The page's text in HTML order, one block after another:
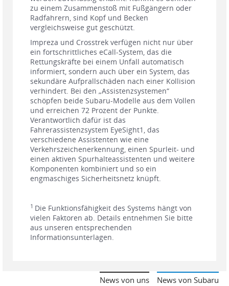
zu einem Zusammenstoß mit Fußgängern oder
Radfahrern, sind Kopf und Becken
vergleichsweise gut geschützt.
Impreza und Crosstrek verfügen nicht nur über
ein fortschrittliches eCall-System, das die
Rettungskräfte bei einem Unfall automatisch
informiert, sondern auch über ein System, das
sekundäre Aufprallschäden nach einer Kollision
verhindert. Bei den „Assistenzsystemen“
schöpfen beide Subaru-Modelle aus dem Vollen
und erreichen 72 Prozent der Punkte.
Verantwortlich dafür ist das
Fahrerassistenzsystem EyeSight1, das
verschiedene Assistenten wie eine
Verkehrszeichenerkennung, einen Spurleit- und
einen aktiven Spurhalteassistenten und weitere
Komponenten kombiniert und so ein
engmaschiges Sicherheitsnetz knüpft.
1 Die Funktionsfähigkeit des Systems hängt von
vielen Faktoren ab. Details entnehmen Sie bitte
aus unseren entsprechenden
Informationsunterlagen.
News von Subaru
News von uns